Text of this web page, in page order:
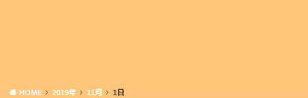
HOME 2019年 11月 1日